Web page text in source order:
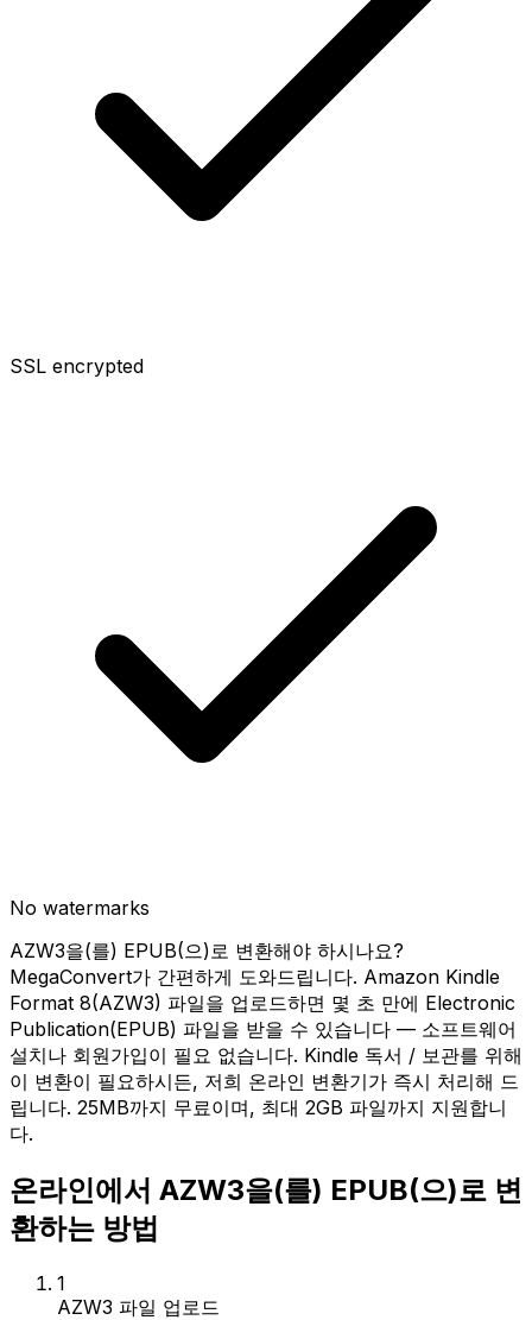
SSL encrypted
No watermarks
AZW3을(를) EPUB(으)로 변환해야 하시나요?
MegaConvert가 간편하게 도와드립니다. Amazon Kindle
Format 8(AZW3) 파일을 업로드하면 몇 초 만에 Electronic
Publication(EPUB) 파일을 받을 수 있습니다 — 소프트웨어
설치나 회원가입이 필요 없습니다. Kindle 독서 / 보관를 위해
이 변환이 필요하시든, 저희 온라인 변환기가 즉시 처리해 드
립니다. 25MB까지 무료이며, 최대 2GB 파일까지 지원합니
다.
온라인에서 AZW3을(를) EPUB(으)로 변
환하는 방법
1
AZW3 파일 업로드